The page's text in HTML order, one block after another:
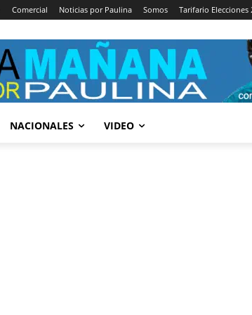
Comercial Noticias por Paulina Somos Tarifario Elecciones
NACIONALES VIDEO